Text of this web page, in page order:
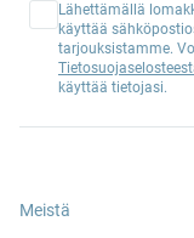
Lähettämällä
käyttää
tarjouksistamme.
käyttää tietojasi.
Meistä